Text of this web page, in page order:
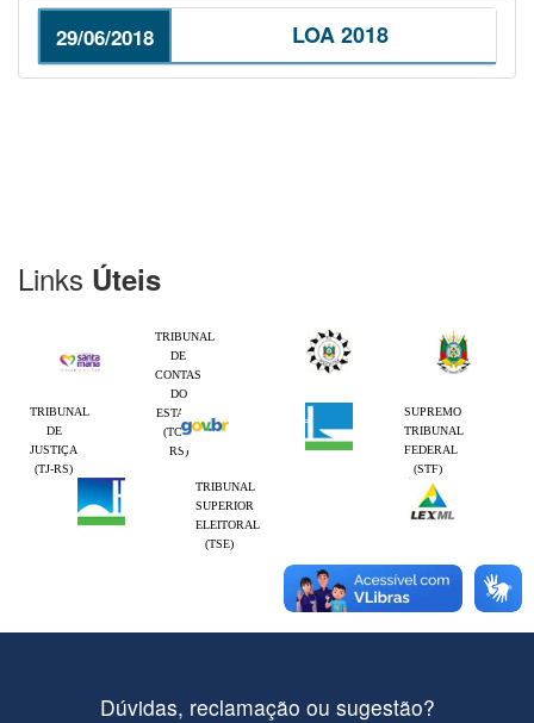
29/06/2018 LOA 2018
Links Úteis
TRIBUNAL
DE
CONTAS
DO
ESTADO
(TCE-
RS)
TRIBUNAL
DE
JUSTIÇA
(TJ-RS)
SUPREMO
TRIBUNAL
FEDERAL
(STF)
TRIBUNAL
SUPERIOR
ELEITORAL
(TSE)
Dúvidas, reclamação ou sugestão?